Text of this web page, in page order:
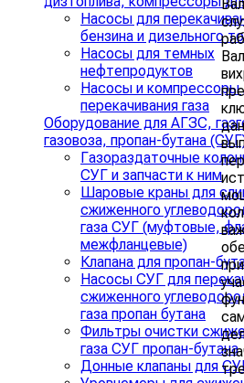
Насосы для
бензина и дизельного
Насосы для темных
нефтепродуктов
Насосы и компрессоры
перекачивания газа
Оборудование для АГЗС,
газовоза, пропан-бутана
Газораздаточные
СУГ и запчасти к ним
Шаровые краны для
сжиженного
газа СУГ (муфтовые,
межфланцевые)
Клапана для пропан-
Насосы СУГ для
сжиженного
газа пропан бутана
Фильтры очистки
газа СУГ пропан-бутана
Донные клапаны для